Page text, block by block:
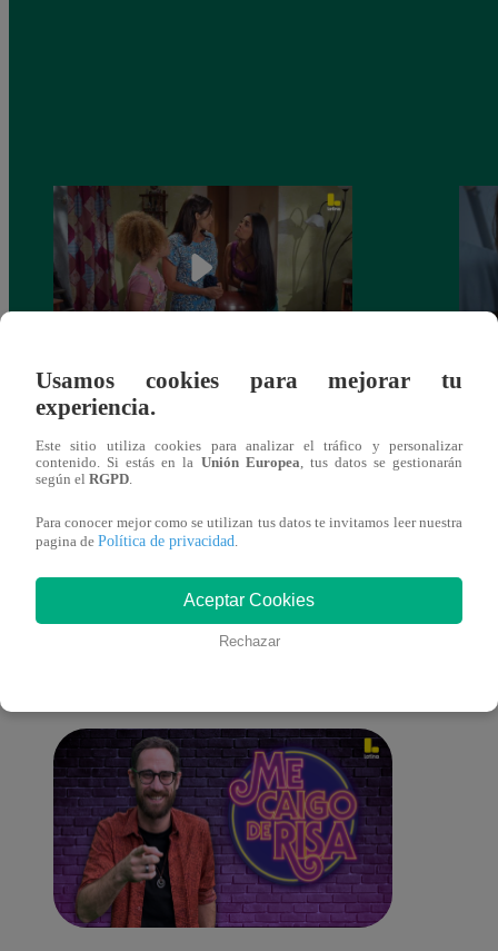
Valentina Valiente capítulo 44: Kathy y
Jenny atan cabos sobre la relación entre
Elsa y Wilfredo!
También te puede
interesar
Usamos cookies para mejorar tu
experiencia.
Este sitio utiliza cookies para analizar el tráfico y personalizar
contenido. Si estás en la Unión Europea , tus datos se gestionarán
según el RGPD
Para conocer mejor como se utilizan tus datos te invitamos leer nuestra
pagina de Política de privacidad
Aceptar Cookies
Rechazar